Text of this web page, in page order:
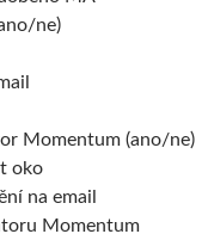
ne)
Momentum (ano/ne)
oko
na email
Momentum